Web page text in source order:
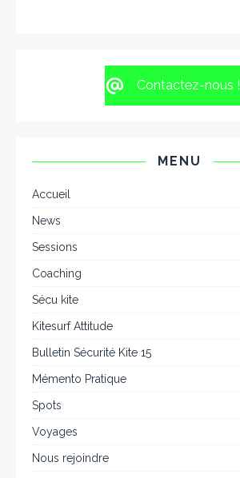
Contactez-nous !
MENU
Accueil
News
Sessions
Coaching
Sécu kite
Kitesurf Attitude
Bulletin Sécurité Kite 15
Mémento Pratique
Spots
Voyages
Nous rejoindre